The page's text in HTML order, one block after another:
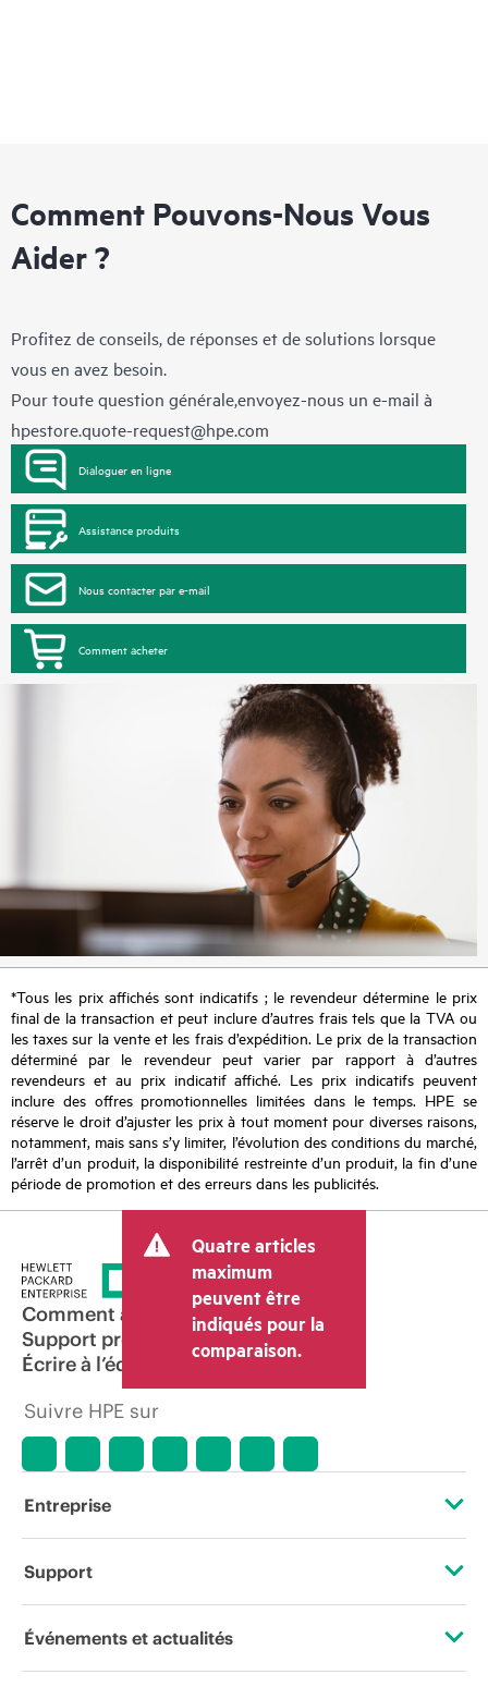
Comment Pouvons-Nous Vous
Aider ?
Profitez de conseils, de réponses et de solutions lorsque
vous en avez besoin.
Pour toute question générale,envoyez-nous un e-mail à
hpestore.quote-request@hpe.com
Dialoguer en ligne
Assistance produits
Nous contacter par e-mail
Comment acheter
*Tous les prix affichés sont indicatifs ; le revendeur détermine le prix
final de la transaction et peut inclure d’autres frais tels que la TVA ou
les taxes sur la vente et les frais d’expédition. Le prix de la transaction
déterminé par le revendeur peut varier par rapport à d’autres
revendeurs et au prix indicatif affiché. Les prix indicatifs peuvent
inclure des offres promotionnelles limitées dans le temps. HPE se
réserve le droit d’ajuster les prix à tout moment pour diverses raisons,
notamment, mais sans s’y limiter, l’évolution des conditions du marché,
l’arrêt d’un produit, la disponibilité restreinte d’un produit, la fin d’une
période de promotion et des erreurs dans les publicités.
Quatre articles
maximum
peuvent être
indiqués pour la
comparaison.
Comment acheter
Support produit
Écrire à l’équipe commerciale
Suivre HPE sur
Entreprise
À propos de HPE
Support
Services d’assistance opérationnelle (OSS)
Événements et actualités